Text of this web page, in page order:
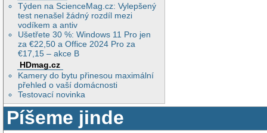
Týden na ScienceMag.cz: Vylepšený
test nenašel žádný rozdíl mezi
vodíkem a antiv
Ušetřete 30 %: Windows 11 Pro jen
za €22,50 a Office 2024 Pro za
€17,15 – akce B
HDmag.cz
Kamery do bytu přinesou maximální
přehled o vaší domácnosti
Testovací novinka
Píšeme jinde